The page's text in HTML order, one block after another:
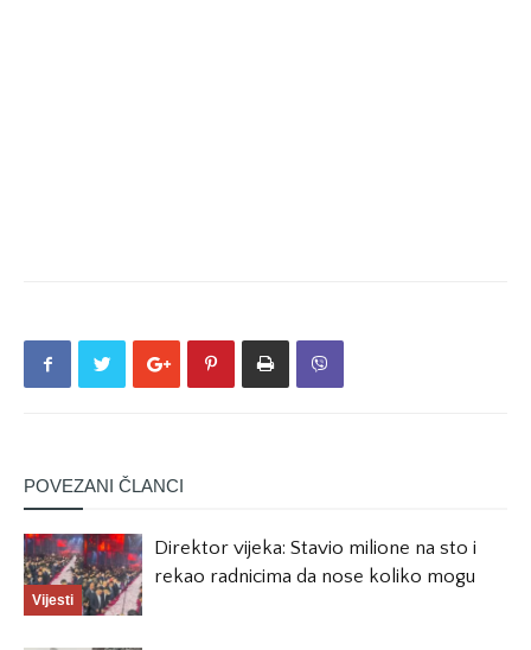
POVEZANI ČLANCI
Vijesti
Direktor vijeka: Stavio milione na sto i
rekao radnicima da nose koliko mogu